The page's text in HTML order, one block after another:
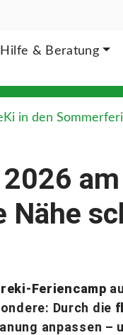
Hilfe & Beratung
in den
Nähe
Feriencamp
Durch die
anpassen –